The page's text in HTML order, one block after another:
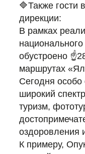
🔷Также гости
дирекции:
В рамках
обустроено
маршрутах
Сегодня
широкий
туризм,
оздоровления
К примеру,